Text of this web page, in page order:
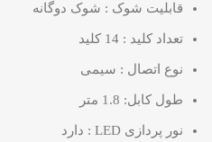
قابلیت شوک : شوک دوگانه
تعداد کلید : 14 کلید
نوع اتصال : سیمی
طول کابل: 1.8 متر
نور پردازی LED : دارد